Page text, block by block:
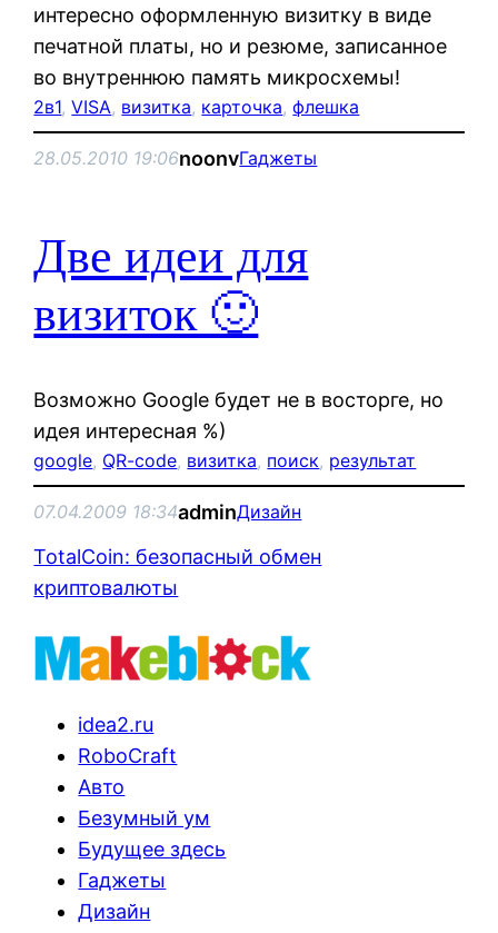
интересно оформленную визитку в виде
печатной платы, но и резюме, записанное
во внутреннюю память микросхемы!
2в1, VISA, визитка, карточка, флешка
28.05.2010 19:06noonvГаджеты
Две идеи для
визиток 🙂
Возможно Google будет не в восторге, но
идея интересная %)
google, QR-code, визитка, поиск, результат
07.04.2009 18:34adminДизайн
TotalCoin: безопасный обмен
криптовалюты
idea2.ru
RoboCraft
Авто
Безумный ум
Будущее здесь
Гаджеты
Дизайн